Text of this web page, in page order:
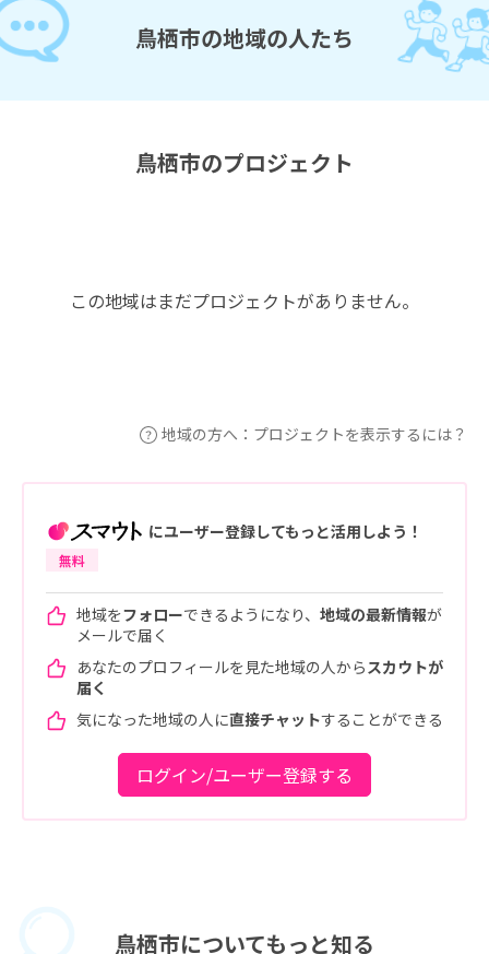
鳥栖市の地域の人たち
鳥栖市のプロジェクト
この地域はまだプロジェクトがありません。
地域の方へ：プロジェクトを表示するには？
にユーザー登録してもっと活用しよう！
無料
地域をフォローできるようになり、 地域の最新情報が
メールで届く
あなたのプロフィールを見た地域の人からスカウトが
届く
気になった地域の人に直接チャットすることができる
ログイン/ユーザー登録する
鳥栖市についてもっと知る